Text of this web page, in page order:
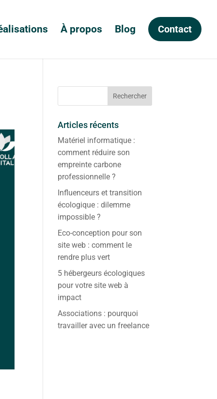
À propos Blog Contact
Articles récents
Matériel informatique :
comment réduire son
empreinte carbone
professionnelle ?
Influenceurs et transition
écologique : dilemme
impossible ?
Eco-conception pour son
site web : comment le
rendre plus vert
5 hébergeurs écologiques
pour votre site web à
impact
Associations : pourquoi
travailler avec un freelance